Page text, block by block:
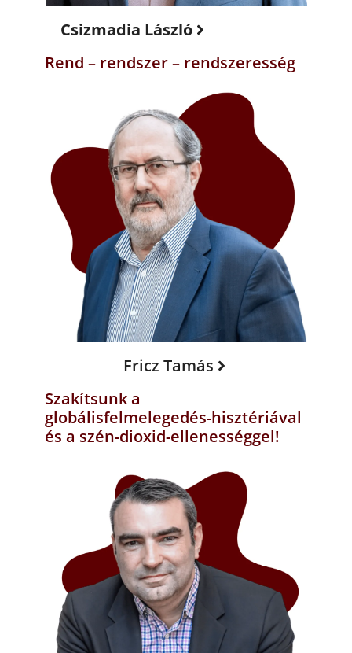
Csizmadia László
Rend – rendszer – rendszeresség
Fricz Tamás
Szakítsunk a
globálisfelmelegedés-hisztériával
és a szén-dioxid-ellenességgel!